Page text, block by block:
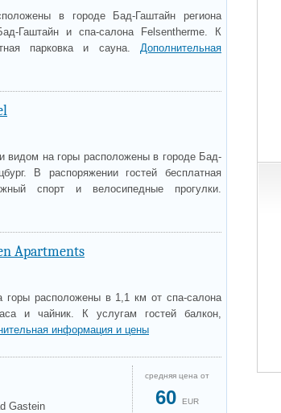
в городе Бад-Гаштайн региона
Гаштайн и спа-салона Felsentherme. К
парковка и сауна. Дополнительная
видом на горы расположены в городе Бад-
В распоряжении гостей бесплатная
спорт и велосипедные прогулки.
Apartments
расположены в 1,1 км от спа-салона
и чайник. К услугам гостей балкон,
информация и цены
средняя цена от
60 EUR
Gastein